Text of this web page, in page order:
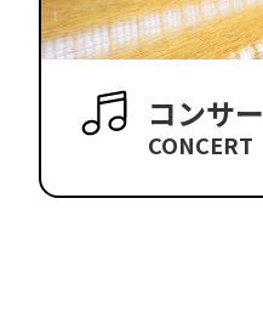
コンサ
CONCERT